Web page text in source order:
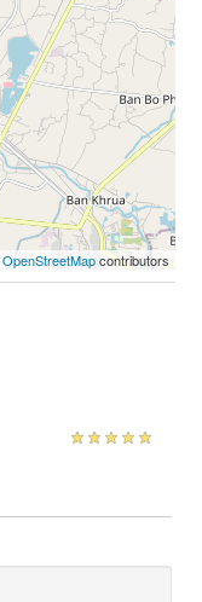
OpenStreetMapcontributors